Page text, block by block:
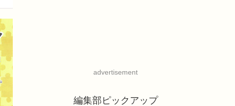
advertisement
編集部ピックアップ